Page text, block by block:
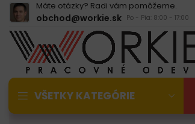
Máte otázky? Radi vám pomôžeme.
obchod@workie.sk Po - Pia: 8:00 - 17:00
VŠETKY KATEGÓRIE